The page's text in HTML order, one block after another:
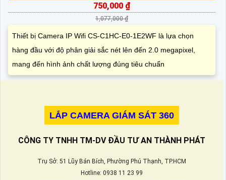
750,000 ₫
1,077,000 ₫
Thiết bị Camera IP Wifi CS-C1HC-E0-1E2WF là lựa chọn
hàng đầu với độ phân giải sắc nét lên đến 2.0 megapixel,
mang đến hình ảnh chất lượng đúng tiêu chuẩn
LẮP CAMERA GIÁM SÁT 360
CÔNG TY TNHH TM-DV ĐẦU TƯ AN THÀNH PHÁT
Trụ Sở: 51 Lũy Bán Bích, Phường Phú Thạnh, TP.HCM
Hotline: 0938 11 23 99